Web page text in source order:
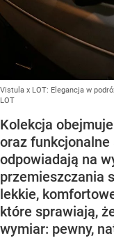
Vistula x LOT: Elegancja w
LOT
Kolekcja
oraz funkcjonalne
odpowiadają na
przemieszczania
lekkie,
które sprawiają,
wymiar: pewny,